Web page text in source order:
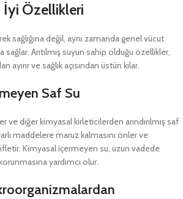
İyi Özellikleri
sağlığına değil, aynı zamanda genel vücut
sağlar. Arıtılmış suyun sahip olduğu özellikler,
ayırır ve sağlık açısından üstün kılar.
Saf Su
ve diğer kimyasal kirleticilerden arındırılmış saf
maddelere maruz kalmasını önler ve
Kimyasal içermeyen su, uzun vadede
yardımcı olur.